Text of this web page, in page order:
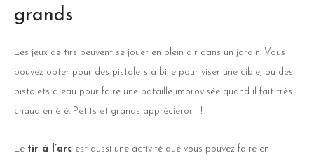
grands
Les jeux de tirs peuvent se jouer en plein air dans un jardin. Vous
pouvez opter pour des pistolets à bille pour viser une cible, ou des
pistolets à eau pour faire une bataille improvisée quand il fait très
chaud en été. Petits et grands apprécieront !
Le tir à l’arc est aussi une activité que vous pouvez faire en